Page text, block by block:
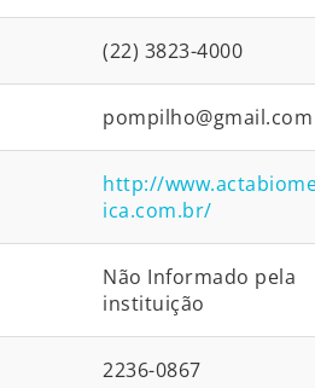
(22) 3823-4000
pompilho@gmail.com
http://
ica.com.br/
Não Informado pela
instituição
2236-0867